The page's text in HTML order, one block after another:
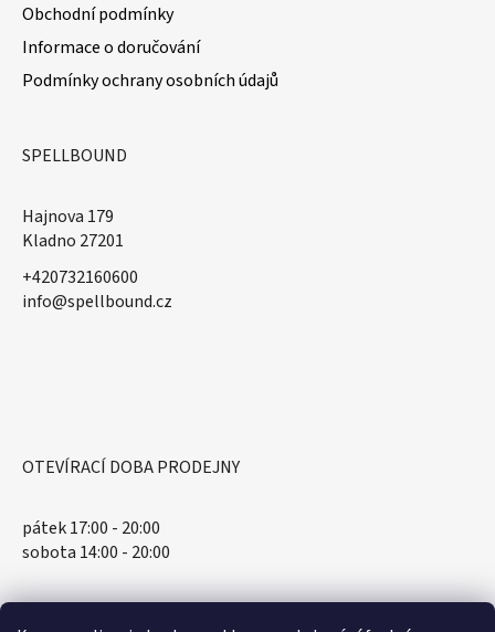
Obchodní podmínky
Informace o doručování
Podmínky ochrany osobních údajů
SPELLBOUND
Hajnova 179
Kladno 27201
+420732160600
​info@spellbound.cz
OTEVÍRACÍ DOBA PRODEJNY
pátek 17:00 - 20:00
sobota 14:00 - 20:00